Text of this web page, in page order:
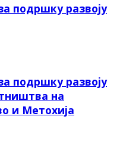
подршку развоју
подршку развоју
на
и Метохија